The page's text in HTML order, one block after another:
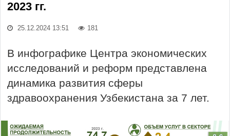
2023 гг.
25.12.2024 13:51 181
В инфографике Центра экономических
исследований и реформ представлена
динамика развития сферы
здравоохранения Узбекистана за 7 лет.